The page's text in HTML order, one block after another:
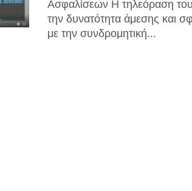
Ασφαλίσεων Η τηλεόραση
την δυνατότητα άμεσης και
με την συνδρομητική...